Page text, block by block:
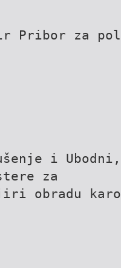
Pribor za
i
za
obradu